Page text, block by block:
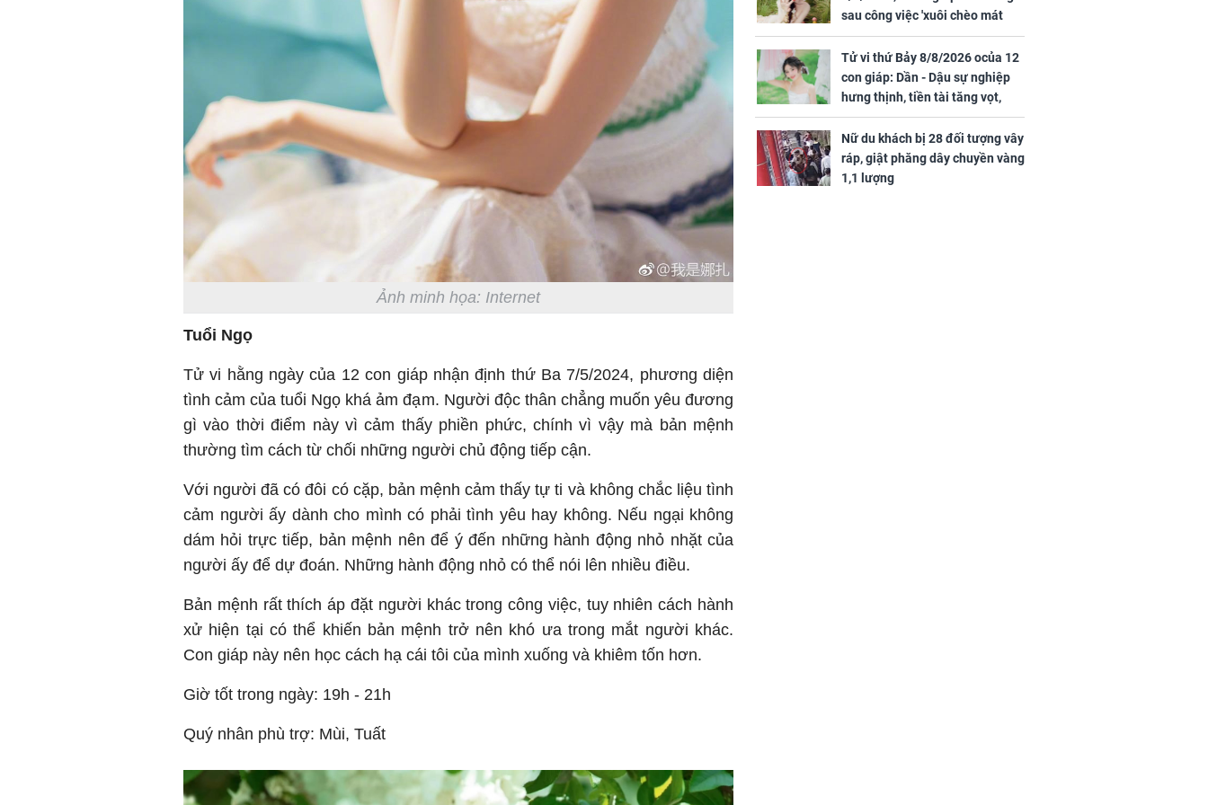
Ảnh minh họa: Internet
Tuổi Ngọ
Tử vi hằng ngày của 12 con giáp nhận định thứ Ba 7/5/2024, phương diện
tình cảm của tuổi Ngọ khá ảm đạm. Người độc thân chẳng muốn yêu đương
gì vào thời điểm này vì cảm thấy phiền phức, chính vì vậy mà bản mệnh
thường tìm cách từ chối những người chủ động tiếp cận.
Với người đã có đôi có cặp, bản mệnh cảm thấy tự ti và không chắc liệu tình
cảm người ấy dành cho mình có phải tình yêu hay không. Nếu ngại không
dám hỏi trực tiếp, bản mệnh nên để ý đến những hành động nhỏ nhặt của
người ấy để dự đoán. Những hành động nhỏ có thể nói lên nhiều điều.
Bản mệnh rất thích áp đặt người khác trong công việc, tuy nhiên cách hành
xử hiện tại có thể khiến bản mệnh trở nên khó ưa trong mắt người khác.
Con giáp này nên học cách hạ cái tôi của mình xuống và khiêm tốn hơn.
Giờ tốt trong ngày: 19h - 21h
Quý nhân phù trợ: Mùi, Tuất
sau công việc 'xuôi chèo mát
mái', tiền tài 'thu về như nước',
tình duyên viên mãn
Tử vi thứ Bảy 8/8/2026 ocủa 12
con giáp: Dần - Dậu sự nghiệp
hưng thịnh, tiền tài tăng vọt,
Mão - Thân công việc bất trắc,
tiền mất tật mang
Nữ du khách bị 28 đối tượng vây
ráp, giật phăng dây chuyền vàng
1,1 lượng